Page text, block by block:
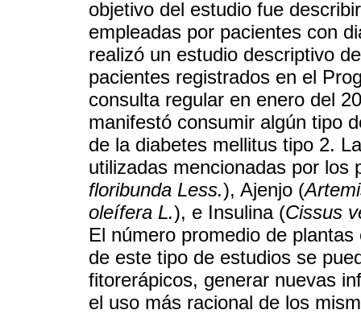
objetivo del estudio fue
empleadas por pacientes con
realizó un estudio descriptivo
pacientes registrados en el
consulta regular en enero del
manifestó consumir algún tipo
de la diabetes mellitus tipo 2.
utilizadas mencionadas por los
floribunda Less.), Ajenjo (
oleífera L.), e Insulina (Cissus
El número promedio de
de este tipo de estudios se
fitorerápicos, generar nuevas
el uso más racional de los